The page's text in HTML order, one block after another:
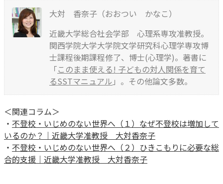
大対 香奈子（おおつい かなこ）
近畿大学総合社会学部 心理系専攻准教授。
関西学院大学大学院文学研究科心理学専攻博
士課程後期課程修了、博士(心理学)。著書に
「このまま使える! 子どもの対人関係を育て
るSSTマニュアル 」。その他論文多数。
＜関連コラム＞
・ 不登校・いじめのない世界へ（１）なぜ不登校は増加して
いるのか？｜近畿大学准教授 大対香奈子
・ 不登校・いじめのない世界へ（２）ひきこもりに必要な総
合的支援｜近畿大学准教授 大対香奈子